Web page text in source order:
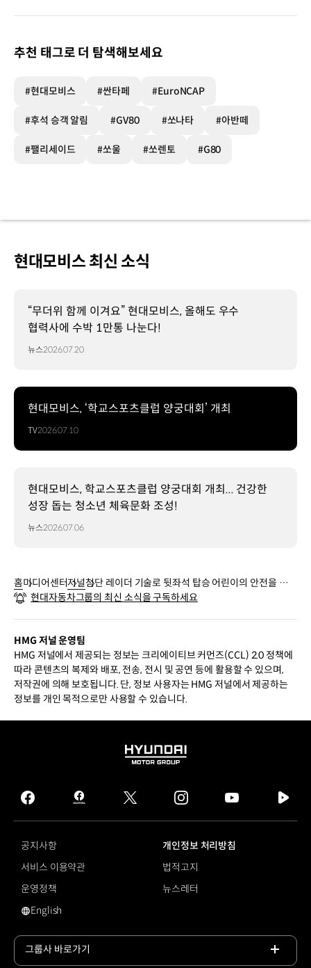
추천 태그로 더 탐색해보세요
#현대모비스 #싼타페 #EuroNCAP
#후석 승객 알림 #GV80 #쏘나타 #아반떼
#팰리세이드 #쏘울 #쏘렌토 #G80
현대모비스 최신 소식
“무더위 함께 이겨요” 현대모비스, 올해도 우수
협력사에 수박 1만통 나눈다!
뉴스2026.07.20
현대모비스, ‘학교스포츠클럽 양궁대회’ 개최
TV2026.07.10
현대모비스, 학교스포츠클럽 양궁대회 개최... 건강한
성장 돕는 청소년 체육문화 조성!
뉴스2026.07.06
홈미디어센터저널첨단 레이더 기술로 뒷좌석 탑승 어린이의 안전을 책임
지는 새로운 ‘후석 승객 알림’ 시스템
현대자동차그룹의 최신 소식을 구독하세요
HMG 저널 운영팀
HMG 저널에서 제공되는 정보는 크리에이티브 커먼즈(CCL) 2.0 정책에
따라 콘텐츠의 복제와 배포, 전송, 전시 및 공연 등에 활용할 수 있으며,
저작권에 의해 보호됩니다. 단, 정보 사용자는 HMG 저널에서 제공하는
정보를 개인 목적으로만 사용할 수 있습니다.
HYUNDAI
GROUP
facebook
hmg
journal
twitter instagram
tv
공지사항
개인정보 처리방침
서비스 이용약관
법적고지
운영정책
뉴스레터
영문 사이트로 이동
English
그룹사 바로가기